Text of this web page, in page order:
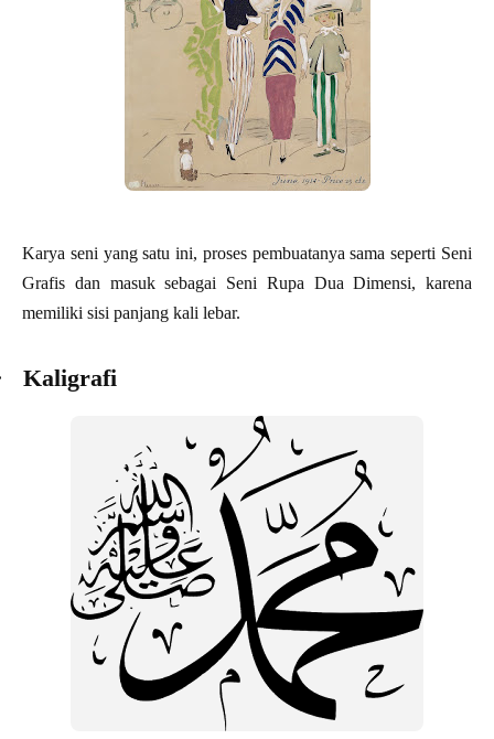
Karya seni yang satu ini, proses pembuatanya sama seperti Seni
Grafis dan masuk sebagai Seni Rupa Dua Dimensi, karena
memiliki sisi panjang kali lebar.
Kaligrafi